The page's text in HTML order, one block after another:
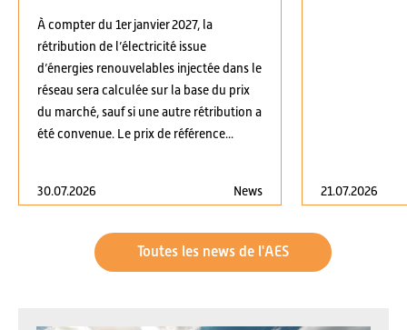
À compter du 1er janvier 2027, la
rétribution de l’électricité issue
d’énergies renouvelables injectée dans le
réseau sera calculée sur la base du prix
du marché, sauf si une autre rétribution a
été convenue. Le prix de référence...
30.07.2026 News 21.07.2026
Toutes les news de l'AES